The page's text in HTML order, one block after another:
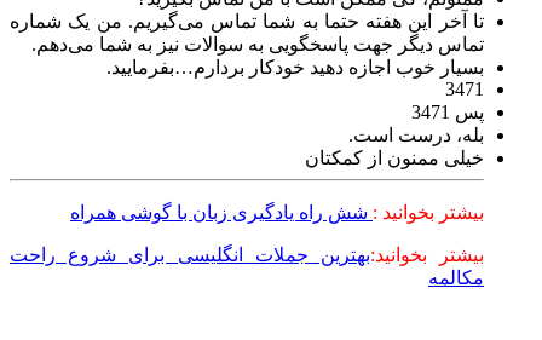
تا آخر این هفته حتما به شما تماس می‌گیریم. من یک شماره
تماس دیگر جهت پاسخگویی به سوالات نیز به شما می‌دهم.
بسیار خوب اجازه دهید خودکار بردارم…بفرمایید.
3471
پس 3471
بله، درست است.
خیلی ممنون از کمکتان
بیشتر بخوانید : شش راه یادگیری زبان با گوشی همراه
بیشتر بخوانید:بهترین جملات انگلیسی برای شروع راحت
مکالمه